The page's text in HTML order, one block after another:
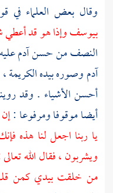
وقال بعض العلماء في
بيوسف وإذا هو قد
النصف من حسنآدم
آدموصوره بيده الكريمة
أحسن الأشياء . وقد
أيضا موقوفا ومرفوعا :
يا ربنا اجعل لنا هذه
ويشربون ، فقال الله
من خلقت بيدي كمن